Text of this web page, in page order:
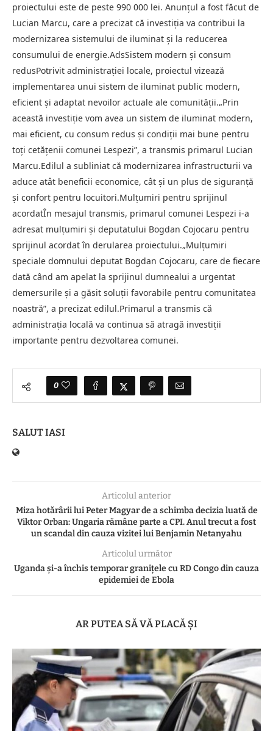
proiectului este de peste 990 000 lei. Anunțul a fost făcut de
Lucian Marcu, care a precizat că investiția va contribui la
modernizarea sistemului de iluminat și la reducerea
consumului de energie.AdsSistem modern și consum
redusPotrivit administrației locale, proiectul vizează
implementarea unui sistem de iluminat public modern,
eficient și adaptat nevoilor actuale ale comunității.„Prin
această investiție vom avea un sistem de iluminat modern,
mai eficient, cu consum redus și condiții mai bune pentru
toți cetățenii comunei Lespezi”, a transmis primarul Lucian
Marcu.Edilul a subliniat că modernizarea infrastructurii va
aduce atât beneficii economice, cât și un plus de siguranță
și confort pentru locuitori.Mulțumiri pentru sprijinul
acordatÎn mesajul transmis, primarul comunei Lespezi i-a
adresat mulțumiri și deputatului Bogdan Cojocaru pentru
sprijinul acordat în derularea proiectului.„Mulțumiri
speciale domnului deputat Bogdan Cojocaru, care de fiecare
dată când am apelat la sprijinul dumnealui a urgentat
demersurile și a găsit soluții favorabile pentru comunitatea
noastră”, a precizat edilul.Primarul a transmis că
administrația locală va continua să atragă investiții
importante pentru dezvoltarea comunei.
0
SALUT IASI
Articolul anterior
Miza hotărârii lui Peter Magyar de a schimba decizia luată de
Viktor Orban: Ungaria rămâne parte a CPI. Anul trecut a fost
un scandal din cauza vizitei lui Benjamin Netanyahu
Articolul următor
Uganda şi-a închis temporar granițele cu RD Congo din cauza
epidemiei de Ebola
AR PUTEA SĂ VĂ PLACĂ ȘI